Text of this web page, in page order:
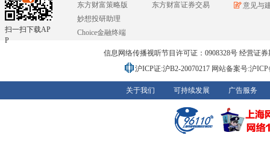
扫一扫下载AP
P
东方财富策略版
妙想投研助理
Choice金融终端
东方财富证券交易
意见与
信息网络传播视听节目许可证：0908328号 经营证
沪ICP证:沪B2-20070217 网站备案号:沪
关于我们 可持续发展 广告服务